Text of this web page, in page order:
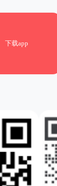
下载app